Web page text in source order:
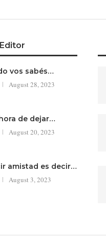
vos sabés…
August 28, 2023
de dejar…
August 20, 2023
amistad es decir…
August 3, 2023